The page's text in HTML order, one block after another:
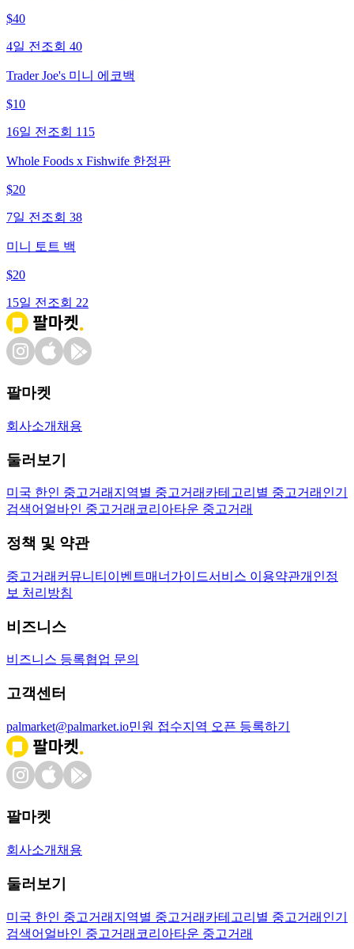
$40
4일 전 조회 40
Trader Joe's 미니 에코백
$10
16일 전 조회 115
Whole Foods x Fishwife 한정판
$20
7일 전 조회 38
미니 토트 백
$20
15일 전 조회 22
팔마켓
회사소개 채용
둘러보기
미국 한인 중고거래 지역별 중고거래 카테고리별 중고거래 인기
검색어 얼바인 중고거래 코리아타운 중고거래
정책 및 약관
중고거래 커뮤니티 이벤트매너가이드서비스 이용약관개인정
보 처리방침
비즈니스
비즈니스 등록협업 문의
고객센터
palmarket@palmarket.io민원 접수지역 오픈 등록하기
팔마켓
회사소개 채용
둘러보기
미국 한인 중고거래 지역별 중고거래 카테고리별 중고거래 인기
검색어 얼바인 중고거래 코리아타운 중고거래